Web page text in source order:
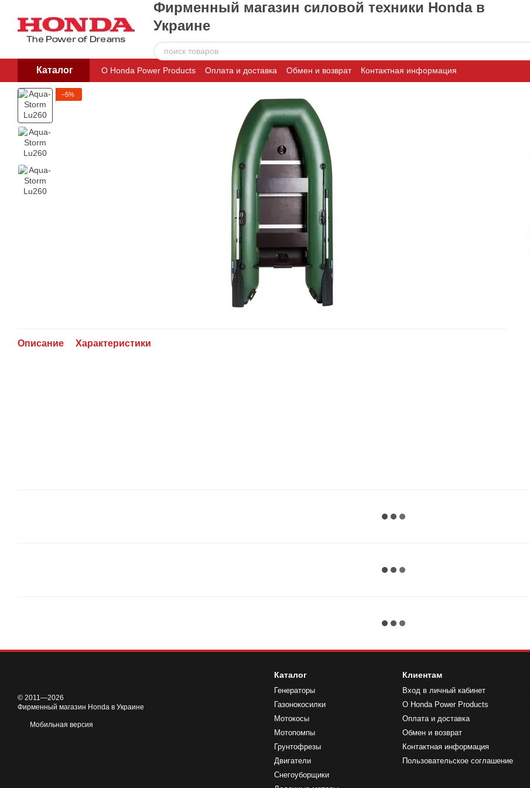
Фирменный магазин силовой техники Honda в
Украине
Каталог О Honda Power Products Оплата и доставка Обмен и возврат
Контактная информация
Пользовательское соглашение
−5%
Описание Характеристики
© 2011—2026
Фирменный магазин Honda в Украине
Мобильная версия
Каталог
Генераторы
Газонокосилки
Мотокосы
Мотопомпы
Грунтофрезы
Двигатели
Снегоуборщики
Клиентам
Вход в личный кабинет
О Honda Power Products
Оплата и доставка
Обмен и возврат
Контактная информация
Пользовательское соглашение